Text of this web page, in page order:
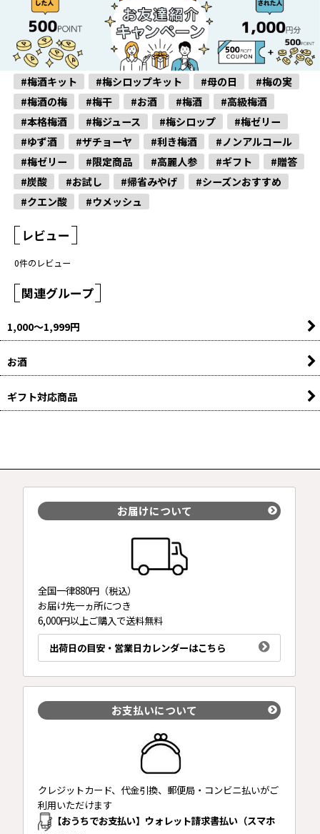
#梅酒キット #梅シロップキット #母の日
#梅の実
#梅酒の梅
#梅干 #お酒 #梅酒
#高級梅酒
#本格梅酒
#梅ジュース #梅シロップ
#梅ゼリー
#ゆず酒
#ザチョーヤ #利き梅酒
#ノンアルコール
#梅ゼリー
#限定商品 #高麗人参 #ギフト
#贈答
#炭酸
#お試し #帰省みやげ
#シーズンおすすめ
#クエン酸
#ウメッシュ
レビュー
0件のレビュー
関連グループ
1,000〜1,999円
お酒
ギフト対応商品
お届けについて
全国一律880円（税込）
お届け先一ヵ所につき
6,000円以上ご購入で送料無料
出荷日の目安・営業日カレンダーはこちら
お支払いについて
クレジットカード、代金引換、郵便局・コンビニ払いがご
利用いただけます
【おうちでお支払い】ウォレット請求書払い（スマホ